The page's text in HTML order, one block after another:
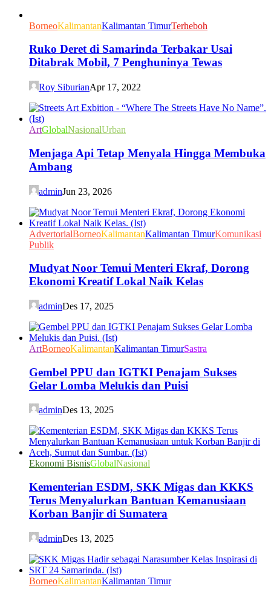
BorneoKalimantanKalimantan TimurTerheboh
Ruko Deret di Samarinda Terbakar Usai
Ditabrak Mobil, 7 Penghuninya Tewas
Roy SiburianApr 17, 2022
ArtGlobalNasionalUrban
Menjaga Api Tetap Menyala Hingga Membuka
Ambang
adminJun 23, 2026
AdvertorialBorneoKalimantanKalimantan TimurKomunikasi
Publik
Mudyat Noor Temui Menteri Ekraf, Dorong
Ekonomi Kreatif Lokal Naik Kelas
adminDes 17, 2025
ArtBorneoKalimantanKalimantan TimurSastra
Gembel PPU dan IGTKI Penajam Sukses
Gelar Lomba Melukis dan Puisi
adminDes 13, 2025
Ekonomi BisnisGlobalNasional
Kementerian ESDM, SKK Migas dan KKKS
Terus Menyalurkan Bantuan Kemanusiaan
Korban Banjir di Sumatera
adminDes 13, 2025
BorneoKalimantanKalimantan Timur